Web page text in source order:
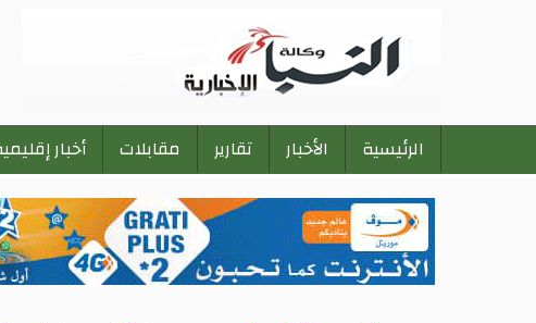
Main
navigation
الرئيسية الأخبار تقارير مقابلات أخبار